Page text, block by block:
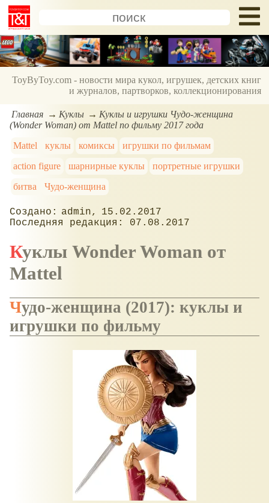
ToyByToy.com - новости мира кукол, игрушек, детских книг
и журналов, партворков, коллекционирования
Главная Куклы
Куклы и игрушки Чудо-женщина
(Wonder Woman) от Mattel по фильму 2017 года
Mattel
куклы комиксы
игрушки по фильмам
action figure
шарнирные куклы
портретные игрушки
битва
Чудо-женщина
admin
15.02.2017
07.08.2017
Куклы Wonder Woman от
Mattel
Чудо-женщина (2017): куклы и
игрушки по фильму